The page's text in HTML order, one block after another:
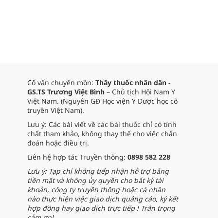
Cố vấn chuyên môn: Thầy thuốc nhân dân -
GS.TS Trương Việt Bình – Chủ tịch Hội Nam Y
Việt Nam. (Nguyên GĐ Học viện Y Dược học cổ
truyền Việt Nam).
Lưu ý: Các bài viết về các bài thuốc chỉ có tính
chất tham khảo, không thay thế cho việc chẩn
đoán hoặc điều trị.
Liên hệ hợp tác Truyền thông: 0898 582 228
Lưu ý: Tạp chí không tiếp nhận hỗ trợ bằng
tiền mặt và không ủy quyền cho bất kỳ tài
khoản, công ty truyền thông hoặc cá nhân
nào thực hiện việc giao dịch quảng cáo, ký kết
hợp đồng hay giao dịch trực tiếp ! Trân trọng